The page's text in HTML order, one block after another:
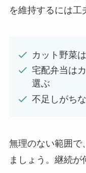
を維持するには工
カット野菜
宅配弁当は
選ぶ
不足しがち
無理のない範囲で
ましょう。継続が